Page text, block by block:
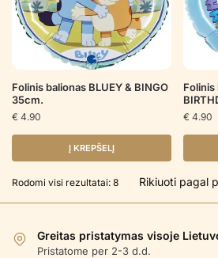
Folinis balionas BLUEY & BINGO
35cm.
€ 4.90
Į KREPŠELĮ
Folinis
€ 4.90
Rodomi visi rezultatai: 8Rūšiuojama
Greitas pristatymas visoje
Pristatome per 2-3 d.d.